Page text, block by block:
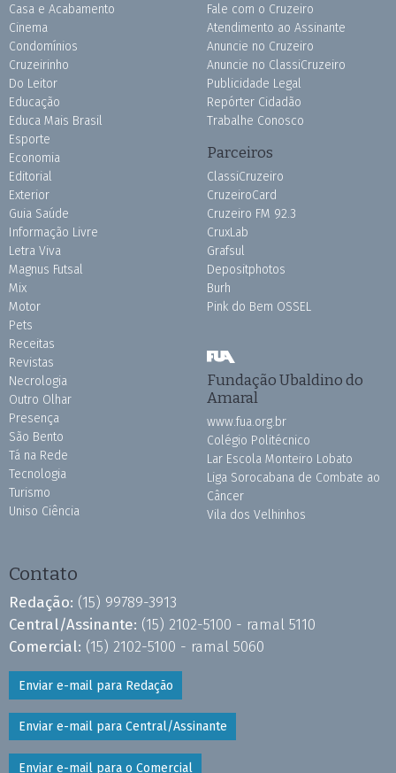
Casa e Acabamento
Cinema
Condomínios
Cruzeirinho
Do Leitor
Educação
Educa Mais Brasil
Esporte
Economia
Editorial
Exterior
Guia Saúde
Informação Livre
Letra Viva
Magnus Futsal
Mix
Motor
Pets
Receitas
Revistas
Necrologia
Outro Olhar
Presença
São Bento
Tá na Rede
Tecnologia
Turismo
Uniso Ciência
Fale com o Cruzeiro
Atendimento ao Assinante
Anuncie no Cruzeiro
Anuncie no ClassiCruzeiro
Publicidade Legal
Repórter Cidadão
Trabalhe Conosco
Parceiros
ClassiCruzeiro
CruzeiroCard
Cruzeiro FM 92.3
CruxLab
Grafsul
Depositphotos
Burh
Pink do Bem OSSEL
Fundação Ubaldino do
Amaral
www.fua.org.br
Colégio Politécnico
Lar Escola Monteiro Lobato
Liga Sorocabana de Combate ao
Câncer
Vila dos Velhinhos
Contato
Redação: (15) 99789-3913
Central/Assinante: (15) 2102-5100 - ramal 5110
Comercial: (15) 2102-5100 - ramal 5060
Enviar e-mail para Redação
Enviar e-mail para Central/Assinante
Enviar e-mail para o Comercial